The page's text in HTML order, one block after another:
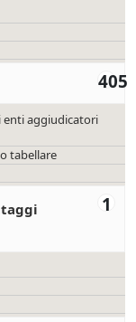
405
enti aggiudicatori
tabellare
1